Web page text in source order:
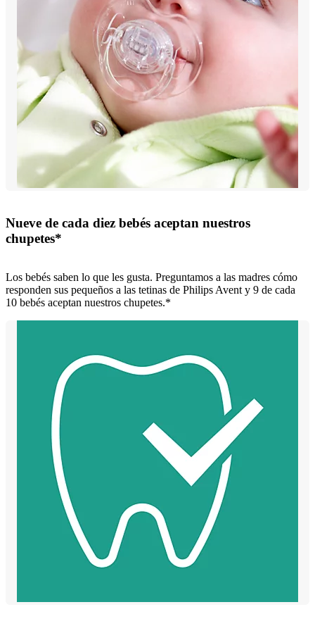
Nueve de cada diez bebés aceptan nuestros
chupetes*
Los bebés saben lo que les gusta. Preguntamos a las madres cómo
responden sus pequeños a las tetinas de Philips Avent y 9 de cada
10 bebés aceptan nuestros chupetes.*